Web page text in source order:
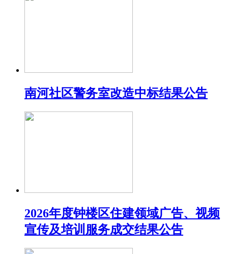
南河社区警务室改造中标结果公告
2026年度钟楼区住建领域广告、视频
宣传及培训服务成交结果公告